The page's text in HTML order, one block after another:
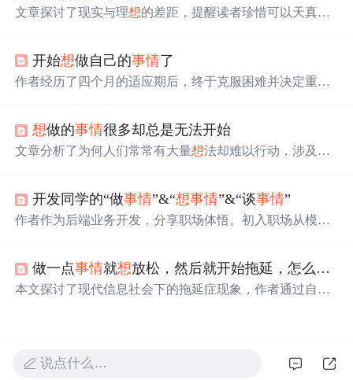
文章探讨了现实与理想的差距，提醒读者珍惜可以天真的
开始想做自己的事情了
作者经历了四个月的适应期后，终于克服困难并决定重新
想做的事情很多却总是无法开始
文章分析了为何人们常常有大量想法却难以行动，涉及多
等方法。
开发同学的“做事情”&“想事情”&“谈事情”
作者作为后端业务开发，分享职场体悟。初入职场从模仿
审视；谈事情要学会张嘴表达与闭嘴聆听，以提升职场能
力。
做一点事情就想放松，然后就开始拖延，怎么克服？
本文探讨了现代信息社会下的拖延症现象，作者通过自我
说点什么…